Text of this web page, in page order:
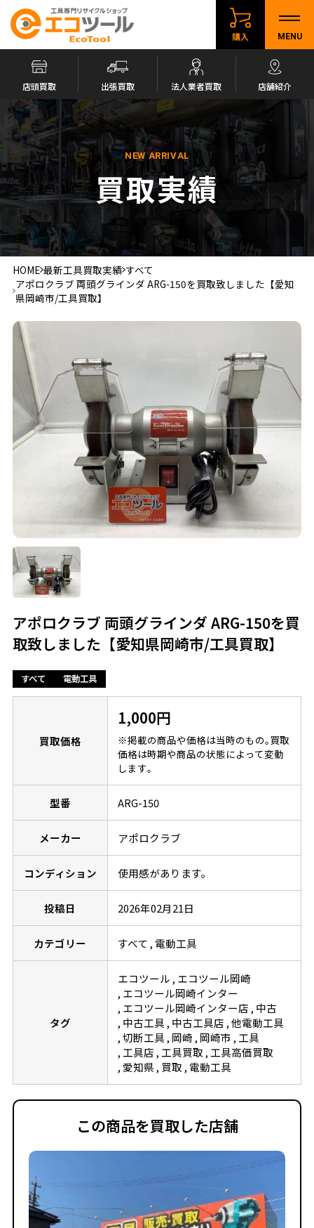
購入 MENU
店頭買取 出張買取 法人業者買取 店舗紹介
NEW ARRIVAL
買取実績
HOME 最新工具買取実績 すべて
アポロクラブ 両頭グラインダ ARG-150を買取致しました【愛知
県岡崎市/工具買取】
アポロクラブ 両頭グラインダ ARG-150を買
取致しました【愛知県岡崎市/工具買取】
すべて 電動工具
買取価格
1,000円
※掲載の商品や価格は当時のもの｡買取
価格は時期や商品の状態によって変動
します｡
型番 ARG-150
メーカー アポロクラブ
コンディション 使用感があります。
投稿日 2026年02月21日
カテゴリー すべて 電動工具
タグ
エコツール エコツール岡崎
エコツール岡崎インター
エコツール岡崎インター店 中古
中古工具 中古工具店 他電動工具
切断工具 岡崎 岡崎市 工具
工具店 工具買取 工具高価買取
愛知県
買取 電動工具
この商品を買取した店舗